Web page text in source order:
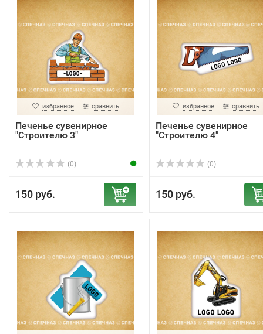
избранное сравнить
Печенье сувенирное
"Строителю 3"
(0)
150 руб.
избранное сравнить
Печенье сувенирное
"Строителю 4"
(0)
150 руб.